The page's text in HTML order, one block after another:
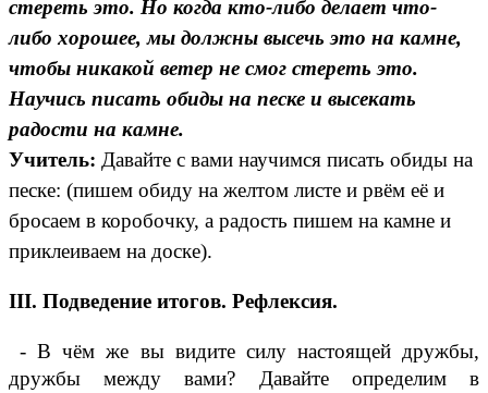
стереть это. Но когда кто-либо делает что-
либо хорошее, мы должны высечь это на камне,
чтобы никакой ветер не смог стереть это.
Научись писать обиды на песке и высекать
радости на камне.
Учитель: Давайте с вами научимся писать обиды на
песке: (пишем обиду на желтом листе и рвём её и
бросаем в коробочку, а радость пишем на камне и
приклеиваем на доске).
III. Подведение итогов. Рефлексия.
- В чём же вы видите силу настоящей дружбы,
дружбы между вами? Давайте определим в